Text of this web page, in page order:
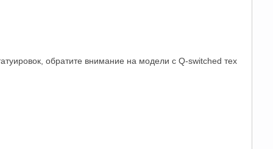
обратите внимание на модели с Q-switched тех